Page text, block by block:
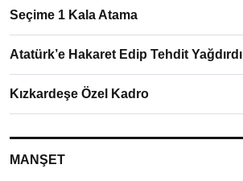
Seçime 1 Kala Atama
Atatürk’e Hakaret Edip Tehdit Yağdırdı
Kızkardeşe Özel Kadro
MANŞET